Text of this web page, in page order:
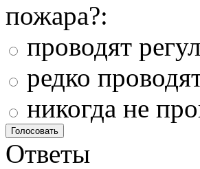
пожара?:
проводят
редко
никогда не
Ответы